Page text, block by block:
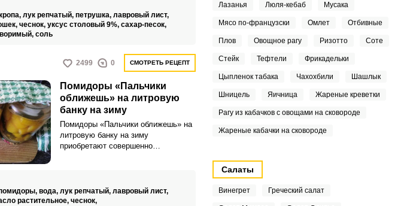
быстро.Советы по
ингредиентам:Помидоры выбирайте
меньше сока.Перец горошком можно
взять любого вида.Если
желатин (как я), то его можно
добавлять сразу в маринад.
лук репчатый, петрушка, лавровый лист,
чеснок, уксус столовый 9%, сахар-песок,
соль
2499 0 СМОТРЕТЬ РЕЦЕПТ
Помидоры «Пальчики
оближешь» на литровую
банку на зиму
Помидоры «Пальчики оближешь» на
литровую банку на зиму
приобретают совершенно
приятно, что готовятся помидоры в
два счета и без особых сложностей.
вода, лук репчатый, лавровый лист,
растительное, чеснок,
Лазанья Люля-кебаб Мусака
Мясо по-французски Омлет Отбивные
Плов Овощное рагу Ризотто Соте
Стейк Тефтели Фрикадельки
Цыпленок табака Чахохбили Шашлык
Шницель Яичница Жареные креветки
Рагу из кабачков с овощами на сковороде
Жареные кабачки на сковороде
Салаты
Винегрет Греческий салат